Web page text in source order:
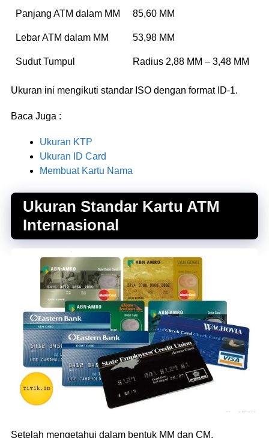
Panjang ATM dalam MM 85,60 MM
Lebar ATM dalam MM 53,98 MM
Sudut Tumpul Radius 2,88 MM – 3,48 MM
Ukuran ini mengikuti standar ISO dengan format ID-1.
Baca Juga :
Ukuran KTP
Ukuran ID Card
Membuat Kartu Nama
Ukuran Standar Kartu ATM
Internasional
Setelah mengetahui dalam bentuk MM dan CM,